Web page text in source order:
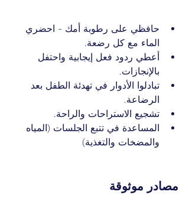
حافظي على رطوبة أمك - احضري
الماء مع كل رضعة.
أعطي ردود فعل إيجابية واحتفل
بالإنجازات.
تبادلوا الأدوار في تهدئة الطفل بعد
الرضاعة.
تشجيع الاستراحات والراحة.
المساعدة في تتبع الجلسات (المياه
والمضخات والتغذية)
مصادر موثوقة